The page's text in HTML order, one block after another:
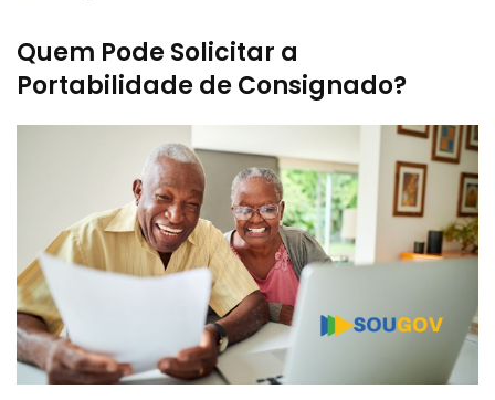
Quem Pode Solicitar a
Portabilidade de Consignado?